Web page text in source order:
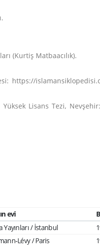
(Kurtiş Matbaacılık).
https://
Yüksek Lisans Tezi,
evi
Yayınları / İstanbul
Lévy / Paris